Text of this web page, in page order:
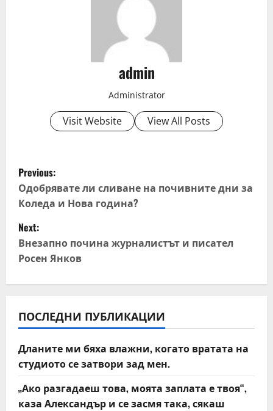
admin
Administrator
Visit Website View All Posts
P
o
s
t
n
v
i
g
a
Previous:
Одобрявате ли сливане на почивните дни за
Коледа и Нова година?
Next:
Внезапно почина журналистът и писател
Росен Янков
ПОСЛЕДНИ ПУБЛИКАЦИИ
Дланите ми бяха влажни, когато вратата на
студиото се затвори зад мен.
„Ако разгадаеш това, моята заплата е твоя“,
каза Александър и се засмя така, сякаш